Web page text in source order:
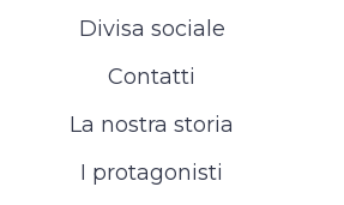
Divisa sociale
Contatti
La nostra storia
I protagonisti